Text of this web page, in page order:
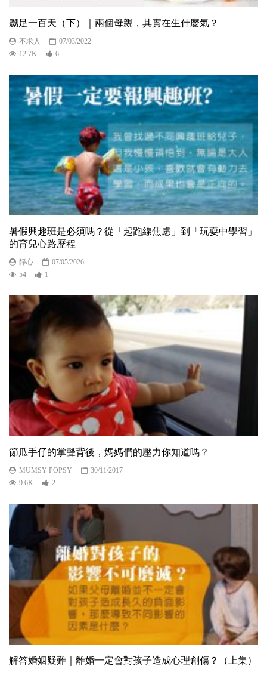
嬲足一百天（下）｜兩個母親，其實在生什麼氣？
不求人
07/03/2022
12.7K
6
暑假興趣班是必須嗎？從「起跑線焦慮」到「玩耍中學習」
的育兒心路歷程
靜心
07/05/2026
54
1
節瓜手仔的掌聲背後，媽媽們的壓力你知道嗎？
MUMSY POPSY
30/11/2017
9.6K
2
解答婚姻疑難｜離婚一定會對孩子造成心理創傷？（上集）